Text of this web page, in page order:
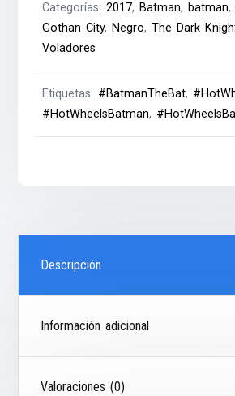
Categorías:2017, Batman, batman,
Gothan City, Negro,The Dark
Voladores
Etiquetas: #BatmanTheBat,
#HotWheelsBatman,
Descripción
Información adicional
Valoraciones (0)